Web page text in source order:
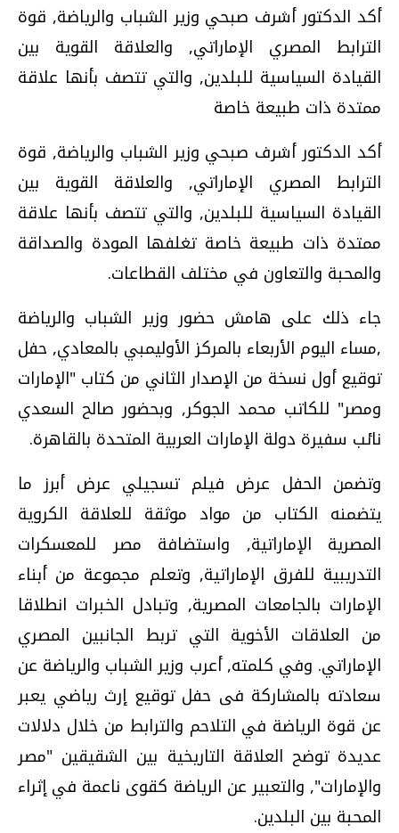
أكد الدكتور أشرف صبحي وزير الشباب والرياضة, قوة
الترابط المصري الإماراتي, والعلاقة القوية بين
القيادة السياسية للبلدين, والتي تتصف بأنها علاقة
ممتدة ذات طبيعة خاصة
أكد الدكتور أشرف صبحي وزير الشباب والرياضة, قوة
الترابط المصري الإماراتي, والعلاقة القوية بين
القيادة السياسية للبلدين, والتي تتصف بأنها علاقة
ممتدة ذات طبيعة خاصة تغلفها المودة والصداقة
والمحبة والتعاون في مختلف القطاعات.
جاء ذلك على هامش حضور وزير الشباب والرياضة
,مساء اليوم الأربعاء بالمركز الأوليمبي بالمعادي, حفل
توقيع أول نسخة من الإصدار الثاني من كتاب "الإمارات
ومصر" للكاتب محمد الجوكر, وبحضور صالح السعدي
نائب سفيرة دولة الإمارات العربية المتحدة بالقاهرة.
وتضمن الحفل عرض فيلم تسجيلي عرض أبرز ما
يتضمنه الكتاب من مواد موثقة للعلاقة الكروية
المصرية الإماراتية, واستضافة مصر للمعسكرات
التدريبية للفرق الإماراتية, وتعلم مجموعة من أبناء
الإمارات بالجامعات المصرية, وتبادل الخبرات انطلاقا
من العلاقات الأخوية التي تربط الجانبين المصري
الإماراتي. وفي كلمته, أعرب وزير الشباب والرياضة عن
سعادته بالمشاركة فى حفل توقيع إرث رياضي يعبر
عن قوة الرياضة في التلاحم والترابط من خلال دلالات
عديدة توضح العلاقة التاريخية بين الشقيقين "مصر
والإمارات", والتعبير عن الرياضة كقوى ناعمة في إثراء
المحبة بين البلدين.